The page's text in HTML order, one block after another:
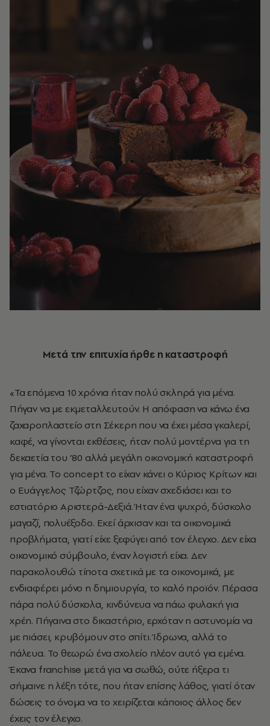
Μετά την επιτυχία ήρθε η καταστροφή
«Τα επόμενα 10 χρόνια ήταν πολύ σκληρά για μένα.
Πήγαν να με εκμεταλλευτούν. Η απόφαση να κάνω ένα
ζαχαροπλαστείο στη Σέκερη που να έχει μέσα γκαλερί,
καφέ, να γίνονται εκθέσεις, ήταν πολύ μοντέρνα για τη
δεκαετία του ’80 αλλά μεγάλη οικονομική καταστροφή
για μένα. Το concept το είχαν κάνει ο Κύριος Κρίτων και
ο Ευάγγελος Τζώρτζος, που είχαν σχεδιάσει και το
εστιατόριο Αριστερά-Δεξιά. Ήταν ένα ψυχρό, δύσκολο
μαγαζί, πολυέξοδο. Εκεί άρχισαν και τα οικονομικά
προβλήματα, γιατί είχε ξεφύγει από τον έλεγχο. Δεν είχα
οικονομικό σύμβουλο, έναν λογιστή είχα. Δεν
παρακολουθώ τίποτα σχετικά με τα οικονομικά, με
ενδιαφέρει μόνο η δημιουργία, το καλό προϊόν. Πέρασα
πάρα πολύ δύσκολα, κινδύνευα να πάω φυλακή για
χρέη. Πήγαινα στο δικαστήριο, ερχόταν η αστυνομία να
με πιάσει, κρυβόμουν στο σπίτι. Ίδρωνα, αλλά το
πάλευα. Το θεωρώ ένα σχολείο πλέον αυτό για εμένα.
Έκανα franchise μετά για να σωθώ, ούτε ήξερα τι
σήμαινε η λέξη τότε, που ήταν επίσης λάθος, γιατί όταν
δώσεις το όνομα να το χειρίζεται κάποιος άλλος δεν
έχεις τον έλεγχο.